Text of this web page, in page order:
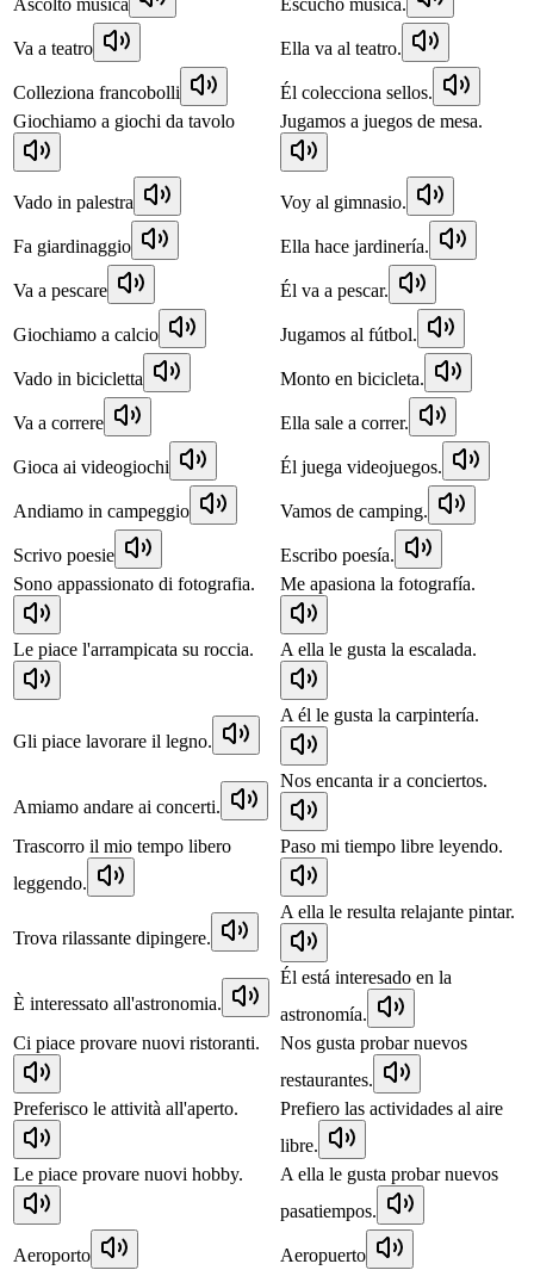
Va a teatro Ella va al teatro.
Colleziona francobolli
Él colecciona sellos.
Giochiamo a giochi da tavolo
Jugamos a juegos de mesa.
Vado in palestra Voy al gimnasio.
Fa giardinaggio Ella hace jardinería.
Va a pescare Él va a pescar.
Giochiamo a calcio Jugamos al fútbol.
Vado in bicicletta Monto en bicicleta.
Va a correre Ella sale a correr.
Gioca ai videogiochi Él juega videojuegos.
Andiamo in campeggio Vamos de camping.
Scrivo poesie
Escribo poesía.
Sono appassionato di fotografia.
Me apasiona la fotografía.
Le piace l'arrampicata su roccia. A ella le gusta la escalada.
Gli piace lavorare il legno.
A él le gusta la carpintería.
Amiamo andare ai concerti.
Nos encanta ir a conciertos.
Trascorro il mio tempo libero
leggendo.
Paso mi tiempo libre leyendo.
Trova rilassante dipingere.
A ella le resulta relajante pintar.
È interessato all'astronomia.
Él está interesado en la
astronomía.
Ci piace provare nuovi ristoranti.
Nos gusta probar nuevos
restaurantes.
Preferisco le attività all'aperto.
Prefiero las actividades al aire
libre.
Le piace provare nuovi hobby.
A ella le gusta probar nuevos
pasatiempos.
Aeroporto Aeropuerto